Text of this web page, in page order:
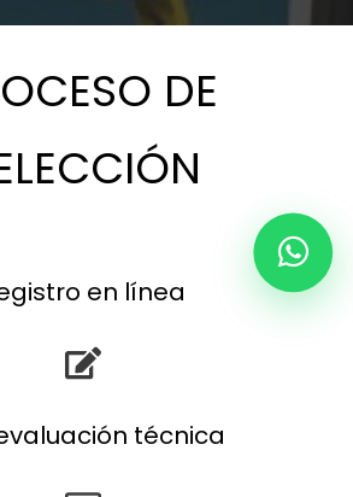
DE
en línea
técnica